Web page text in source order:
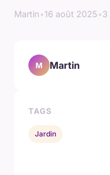
Martin•16 août 2025•3
M Martin
TAGS
Jardin